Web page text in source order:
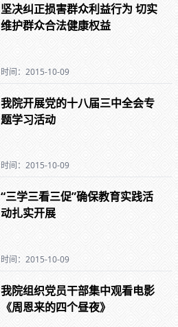
坚决纠正损害群众利益行为 切实
维护群众合法健康权益
时间：2015-10-09
我院开展党的十八届三中全会专
题学习活动
时间：2015-10-09
“三学三看三促”确保教育实践活
动扎实开展
时间：2015-10-09
我院组织党员干部集中观看电影
《周恩来的四个昼夜》